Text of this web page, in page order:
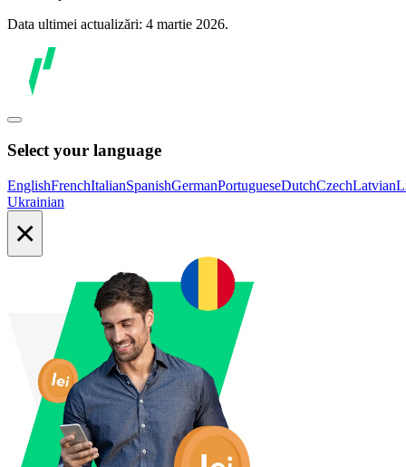
Data ultimei actualizări: 4 martie 2026.
Select your language
EnglishFrenchItalianSpanishGermanPortugueseDutchCzechLatvian
Ukrainian
×